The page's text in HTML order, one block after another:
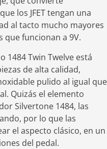
los JFET tengan una
al tacto mucho mayores
que funcionan a 9V.
1484 Twin Twelve está
de alta calidad,
pulido al igual que
Quizás el elemento
Silvertone 1484, las
por lo que las
el aspecto clásico, en un
del pedal.